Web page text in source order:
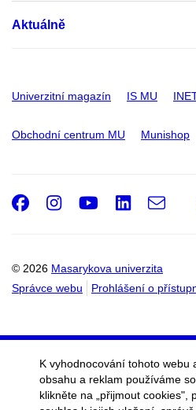
Aktuálně
Univerzitní magazín IS MU
Obchodní centrum MU Munishop
© 2026 Masarykova univerzita
Správce webu
Prohlášení o
Facebook
Instagram
Youtube
e-
K vyhodnocování tohoto webu
obsahu a reklam používáme
klikněte na „přijmout cookies",